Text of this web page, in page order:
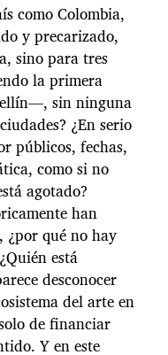
como Colombia,
y precarizado,
sino para tres
la primera
sin ninguna
¿En serio
públicos, fechas,
como si no
agotado?
han
qué no hay
está
desconocer
del arte en
de financiar
Y en este